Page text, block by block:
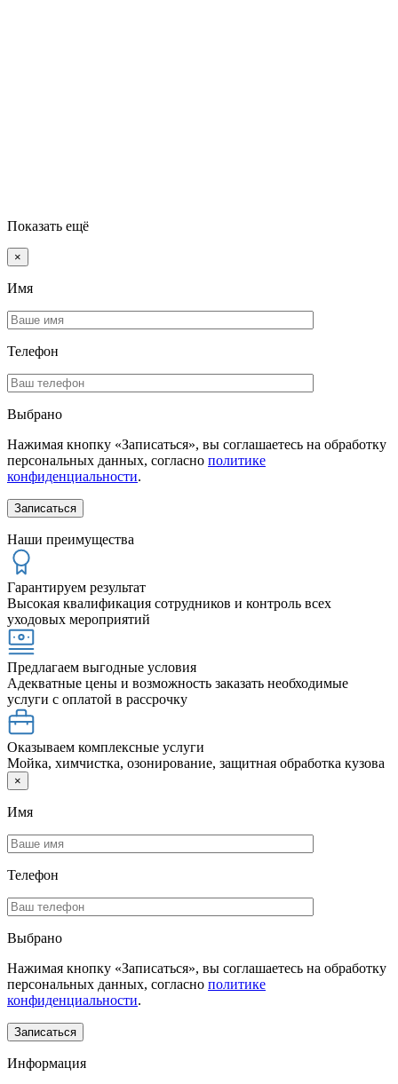
Показать ещё
×
Имя
Телефон
Выбрано
Нажимая кнопку «Записаться», вы соглашаетесь на обработку
персональных данных, согласно политике
конфиденциальности.
Наши преимущества
Гарантируем результат
Высокая квалификация сотрудников и контроль всех
уходовых мероприятий
Предлагаем выгодные условия
Адекватные цены и возможность заказать необходимые
услуги с оплатой в рассрочку
Оказываем комплексные услуги
Мойка, химчистка, озонирование, защитная обработка кузова
×
Имя
Телефон
Выбрано
Нажимая кнопку «Записаться», вы соглашаетесь на обработку
персональных данных, согласно политике
конфиденциальности.
Информация